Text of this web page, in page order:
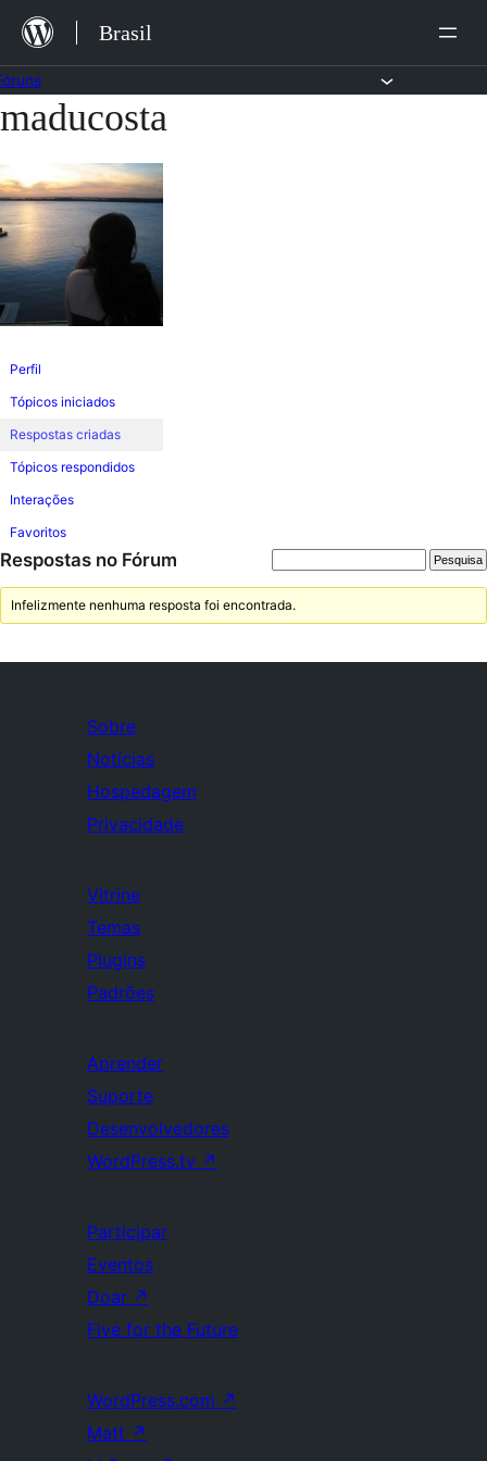
para
o
conteúdo
Brasil
Pular
o
conteúdo
maducosta
Perfil
Tópicos iniciados
Respostas criadas
Tópicos respondidos
Interações
Favoritos
Respostas no Fórum
Infelizmente nenhuma resposta foi encontrada.
Sobre
Notícias
Hospedagem
Privacidade
Vitrine
Temas
Plugins
Padrões
Aprender
Suporte
Desenvolvedores
WordPress.tv ↗
Participar
Eventos
Doar ↗
Five for the Future
WordPress.com ↗
Matt ↗